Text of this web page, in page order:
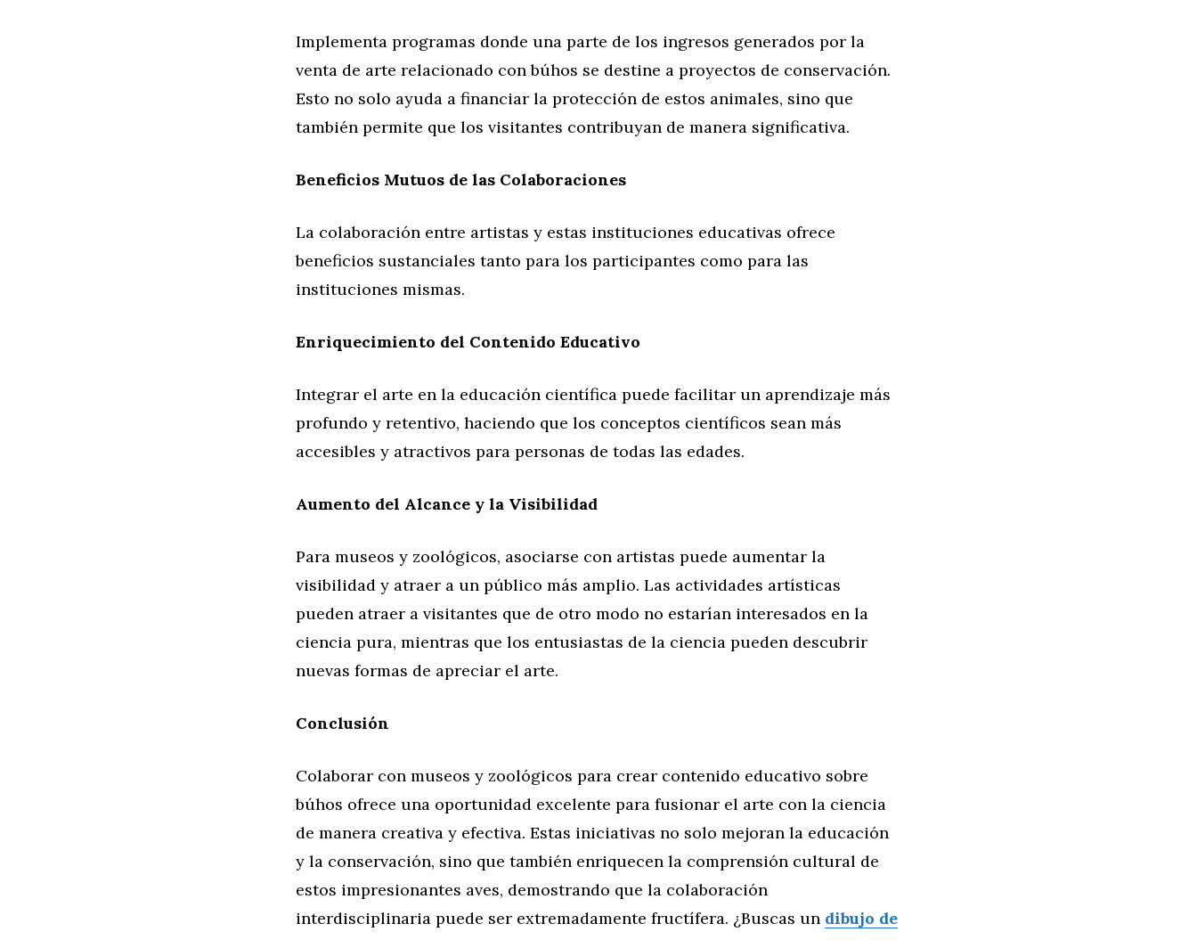
Implementa programas donde una parte de los ingresos generados por la
venta de arte relacionado con búhos se destine a proyectos de conservación.
Esto no solo ayuda a financiar la protección de estos animales, sino que
también permite que los visitantes contribuyan de manera significativa.
Beneficios Mutuos de las Colaboraciones
La colaboración entre artistas y estas instituciones educativas ofrece
beneficios sustanciales tanto para los participantes como para las
instituciones mismas.
Enriquecimiento del Contenido Educativo
Integrar el arte en la educación científica puede facilitar un aprendizaje más
profundo y retentivo, haciendo que los conceptos científicos sean más
accesibles y atractivos para personas de todas las edades.
Aumento del Alcance y la Visibilidad
Para museos y zoológicos, asociarse con artistas puede aumentar la
visibilidad y atraer a un público más amplio. Las actividades artísticas
pueden atraer a visitantes que de otro modo no estarían interesados en la
ciencia pura, mientras que los entusiastas de la ciencia pueden descubrir
nuevas formas de apreciar el arte.
Conclusión
Colaborar con museos y zoológicos para crear contenido educativo sobre
búhos ofrece una oportunidad excelente para fusionar el arte con la ciencia
de manera creativa y efectiva. Estas iniciativas no solo mejoran la educación
y la conservación, sino que también enriquecen la comprensión cultural de
estos impresionantes aves, demostrando que la colaboración
interdisciplinaria puede ser extremadamente fructífera. ¿Buscas un dibujo de